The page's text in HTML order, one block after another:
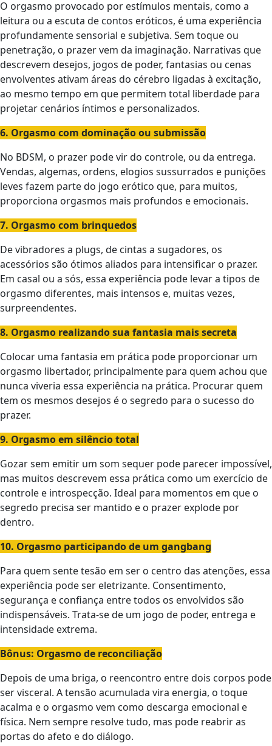
O orgasmo provocado por estímulos mentais, como a
leitura ou a escuta de contos eróticos, é uma experiência
profundamente sensorial e subjetiva. Sem toque ou
penetração, o prazer vem da imaginação. Narrativas que
descrevem desejos, jogos de poder, fantasias ou cenas
envolventes ativam áreas do cérebro ligadas à excitação,
ao mesmo tempo em que permitem total liberdade para
projetar cenários íntimos e personalizados.
6. Orgasmo com dominação ou submissão
No BDSM, o prazer pode vir do controle, ou da entrega.
Vendas, algemas, ordens, elogios sussurrados e punições
leves fazem parte do jogo erótico que, para muitos,
proporciona orgasmos mais profundos e emocionais.
7. Orgasmo com brinquedos
De vibradores a plugs, de cintas a sugadores, os
acessórios são ótimos aliados para intensificar o prazer.
Em casal ou a sós, essa experiência pode levar a tipos de
orgasmo diferentes, mais intensos e, muitas vezes,
surpreendentes.
8. Orgasmo realizando sua fantasia mais secreta
Colocar uma fantasia em prática pode proporcionar um
orgasmo libertador, principalmente para quem achou que
nunca viveria essa experiência na prática. Procurar quem
tem os mesmos desejos é o segredo para o sucesso do
prazer.
9. Orgasmo em silêncio total
Gozar sem emitir um som sequer pode parecer impossível,
mas muitos descrevem essa prática como um exercício de
controle e introspecção. Ideal para momentos em que o
segredo precisa ser mantido e o prazer explode por
dentro.
10. Orgasmo participando de um gangbang
Para quem sente tesão em ser o centro das atenções, essa
experiência pode ser eletrizante. Consentimento,
segurança e confiança entre todos os envolvidos são
indispensáveis. Trata-se de um jogo de poder, entrega e
intensidade extrema.
Bônus: Orgasmo de reconciliação
Depois de uma briga, o reencontro entre dois corpos pode
ser visceral. A tensão acumulada vira energia, o toque
acalma e o orgasmo vem como descarga emocional e
física. Nem sempre resolve tudo, mas pode reabrir as
portas do afeto e do diálogo.